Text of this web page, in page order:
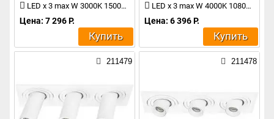
LED x 3 max W 3000K 1500Lm
Цена: 7 296 Р.
Купить
LED x 3 max W 4000K 1080Lm
Цена: 6 396 Р.
Купить
211479 211478